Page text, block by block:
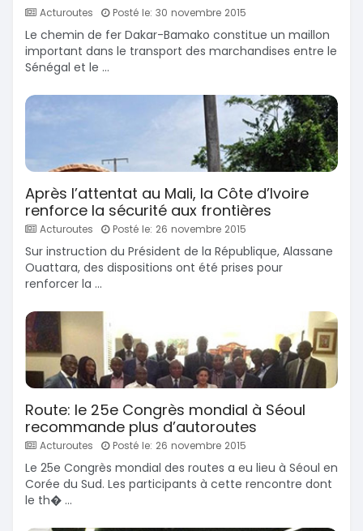
Acturoutes Posté le: 30 novembre 2015
Le chemin de fer Dakar-Bamako constitue un maillon
important dans le transport des marchandises entre le
Sénégal et le ...
Après l’attentat au Mali, la Côte d’Ivoire
renforce la sécurité aux frontières
Acturoutes Posté le: 26 novembre 2015
Sur instruction du Président de la République, Alassane
Ouattara, des dispositions ont été prises pour
renforcer la ...
Route: le 25e Congrès mondial à Séoul
recommande plus d’autoroutes
Acturoutes Posté le: 26 novembre 2015
Le 25e Congrès mondial des routes a eu lieu à Séoul en
Corée du Sud. Les participants à cette rencontre dont
le th� ...